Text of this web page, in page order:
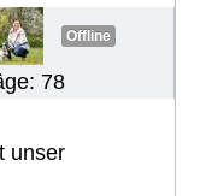
Offline
78
unser